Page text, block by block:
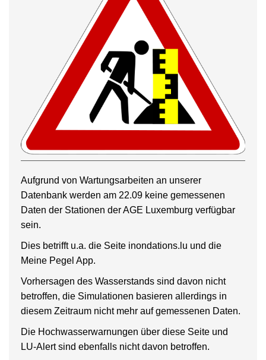
Aufgrund von Wartungsarbeiten an unserer
Datenbank werden am 22.09 keine gemessenen
Daten der Stationen der AGE Luxemburg verfügbar
sein.
Dies betrifft u.a. die Seite inondations.lu und die
Meine Pegel App.
Vorhersagen des Wasserstands sind davon nicht
betroffen, die Simulationen basieren allerdings in
diesem Zeitraum nicht mehr auf gemessenen Daten.
Die Hochwasserwarnungen über diese Seite und
LU-Alert sind ebenfalls nicht davon betroffen.